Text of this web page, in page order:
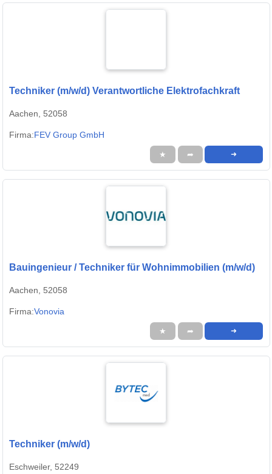
Techniker (m/w/d) Verantwortliche Elektrofachkraft
Aachen, 52058
Firma:FEV Group GmbH
★ ➦ ➜
Bauingenieur / Techniker für Wohnimmobilien (m/w/d)
Aachen, 52058
Firma:Vonovia
★ ➦ ➜
Techniker (m/w/d)
Eschweiler, 52249